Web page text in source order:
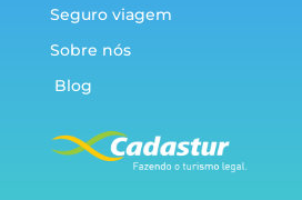
Seguro viagem
Sobre nós
Blog